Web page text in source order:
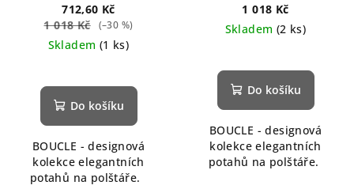
712,60 Kč
1 018 Kč
(–30 %)
Skladem (1 ks)
hodnocení
produktu
z
5
hvězdiček.
Do košíku
BOUCLE - designová
kolekce elegantních
potahů na polštáře.
1 018 Kč
Skladem (2 ks)
Do košíku
BOUCLE - designová
kolekce elegantních
potahů na polštáře.